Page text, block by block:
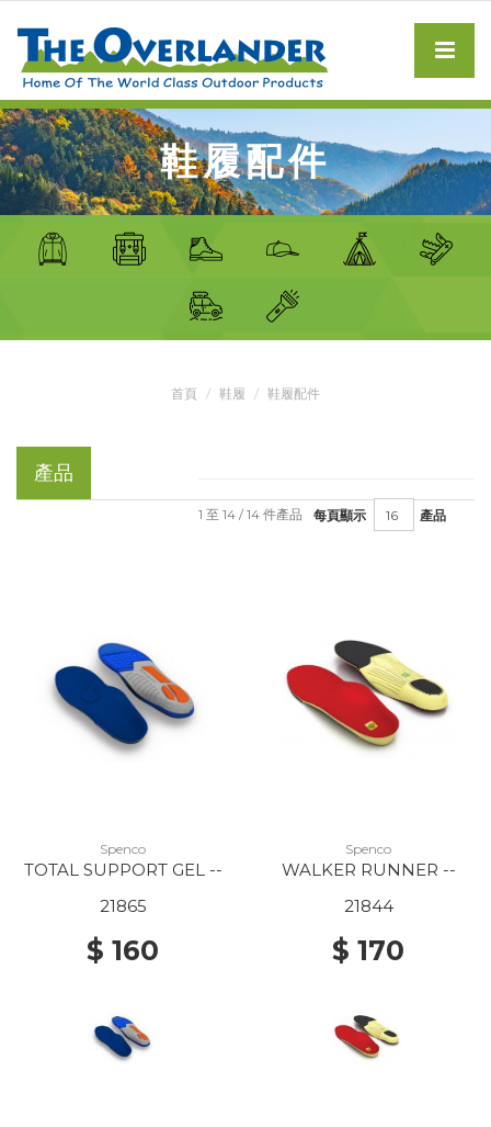
鞋履配件
首頁 鞋履 鞋履配件
產品
每頁顯示 產品
1 至 14 / 14 件產品
Spenco
TOTAL SUPPORT GEL --
21865
$ 160
Spenco
WALKER RUNNER --
21844
$ 170